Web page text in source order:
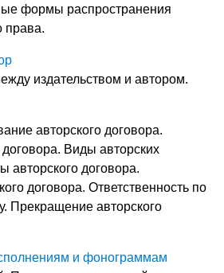
формы распространения
права.
издательством и автором.
авторского договора.
Виды авторских
авторского договора.
договора. Ответственность по
Прекращение авторского
и фонограммам